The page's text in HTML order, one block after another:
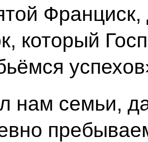
который
нам семьи,